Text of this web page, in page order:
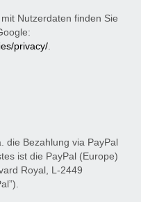
Nutzerdaten finden Sie
privacy/.
die Bezahlung via PayPal
ist die PayPal (Europe)
Royal, L-2449